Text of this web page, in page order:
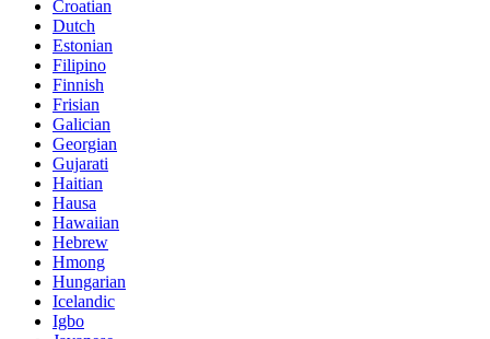
Croatian
Dutch
Estonian
Filipino
Finnish
Frisian
Galician
Georgian
Gujarati
Haitian
Hausa
Hawaiian
Hebrew
Hmong
Hungarian
Icelandic
Igbo